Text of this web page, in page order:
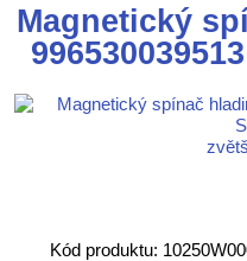
Magnetický
Kód produktu: